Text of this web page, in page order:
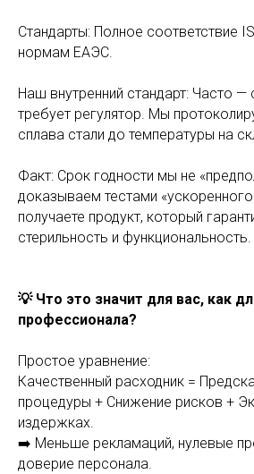
Стандарты: Полное соответствие
нормам ЕАЭС.
Наш внутренний стандарт: Часто
требует регулятор. Мы
сплава стали до температуры на
Факт: Срок годности мы не
доказываем тестами
получаете продукт, который
стерильность и функциональность.
💡 Что это значит для вас, как
профессионала?
Простое уравнение:
Качественный расходник =
процедуры + Снижение рисков +
издержках.
➡️ Меньше рекламаций, нулевые
доверие персонала.